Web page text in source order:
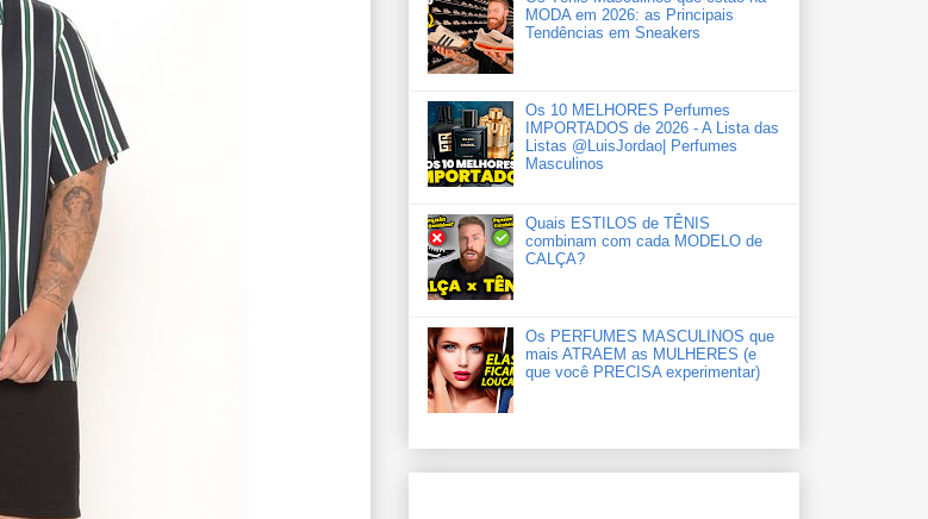
MODA em 2026: as Principais
Tendências em Sneakers
Os 10 MELHORES Perfumes
IMPORTADOS de 2026 - A Lista das
Listas ‪‪‪@LuisJordao‬| Perfumes
Masculinos
Quais ESTILOS de TÊNIS
combinam com cada MODELO de
CALÇA?
Os PERFUMES MASCULINOS que
mais ATRAEM as MULHERES (e
que você PRECISA experimentar)